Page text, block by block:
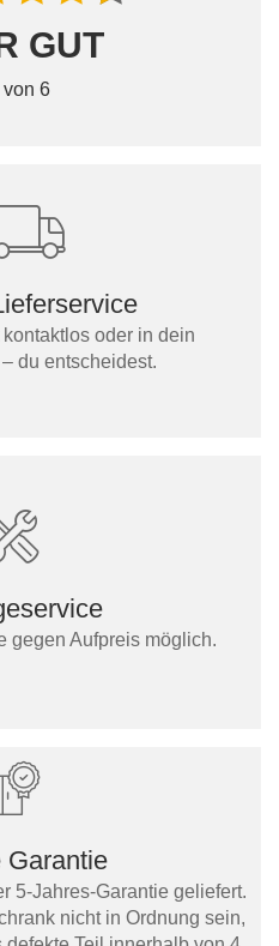
GUT
von 6
oder in dein
du entscheidest.
gegen Aufpreis möglich.
Garantie
5-Jahres-Garantie geliefert.
nicht in Ordnung sein,